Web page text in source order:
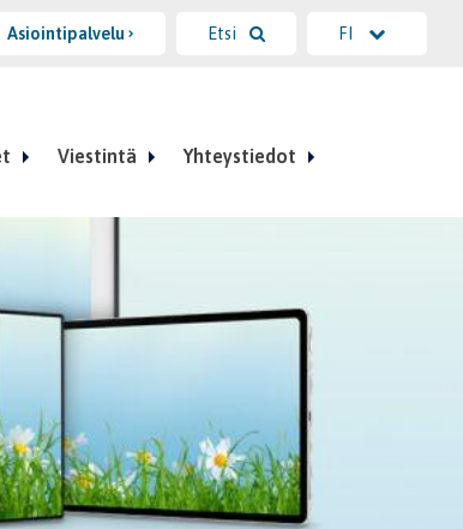
Asiointipalvelu Etsi FI
Viestintä Yhteystiedot